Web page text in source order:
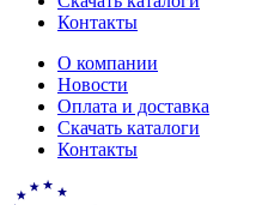
Контакты
О компании
Новости
Оплата и доставка
Скачать каталоги
Контакты